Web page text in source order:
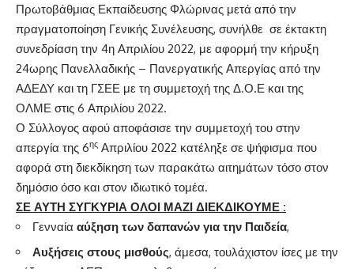
Πρωτοβάθμιας Εκπαίδευσης Φλώρινας μετά από την
πραγματοποίηση Γενικής Συνέλευσης, συνήλθε σε έκτακτη
συνεδρίαση την 4η Απριλίου 2022, με αφορμή την κήρυξη
24ωρης Πανελλαδικής – Πανεργατικής Απεργίας από την
ΑΔΕΔΥ και τη ΓΣΕΕ με τη συμμετοχή της Δ.Ο.Ε και της
ΟΛΜΕ στις 6 Απριλίου 2022.
Ο Σύλλογος αφού αποφάσισε την συμμετοχή του στην
απεργία της 6ης Απριλίου 2022 κατέληξε σε ψήφισμα που
αφορά στη διεκδίκηση των παρακάτω αιτημάτων τόσο στον
δημόσιο όσο και στον ιδιωτικό τομέα.
ΣΕ ΑΥΤΗ ΣΥΓΚΥΡΙΑ ΟΛΟΙ ΜΑΖΙ ΔΙΕΚΔΙΚΟΥΜΕ :
Γενναία αύξηση των δαπανών για την Παιδεία,
Αυξήσεις στους μισθούς, άμεσα, τουλάχιστον ίσες με την